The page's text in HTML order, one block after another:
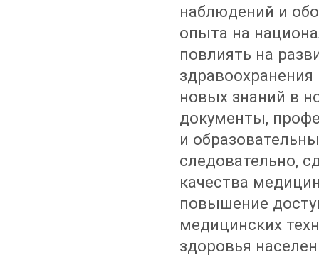
наблюдений и
опыта на
повлиять на
новых знаний в
документы,
и
следовательно,
качества
повышение
медицинских
здоровья